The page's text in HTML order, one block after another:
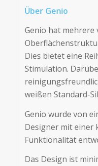
Über Genio
Genio hat mehrere
Dies bietet eine
Stimulation.
weißen Standard-
Genio wurde von
Designer mit einer
Funktionalität
Das Design ist